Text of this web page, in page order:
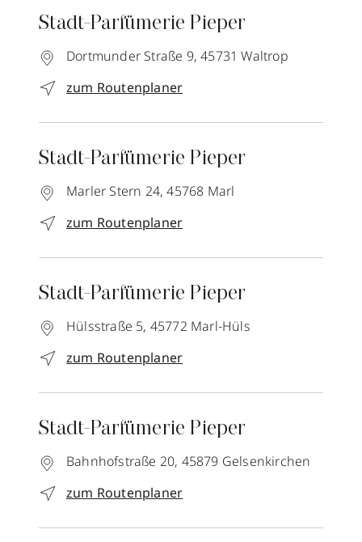
Stadt-Parfümerie Pieper
Dortmunder Straße 9, 45731 Waltrop
zum Routenplaner
Stadt-Parfümerie Pieper
Marler Stern 24, 45768 Marl
zum Routenplaner
Stadt-Parfümerie Pieper
Hülsstraße 5, 45772 Marl-Hüls
zum Routenplaner
Stadt-Parfümerie Pieper
Bahnhofstraße 20, 45879 Gelsenkirchen
zum Routenplaner